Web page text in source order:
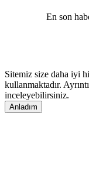
En son
Sitemiz size daha iyi
kullanmaktadır.
inceleyebilirsiniz.
Anladım